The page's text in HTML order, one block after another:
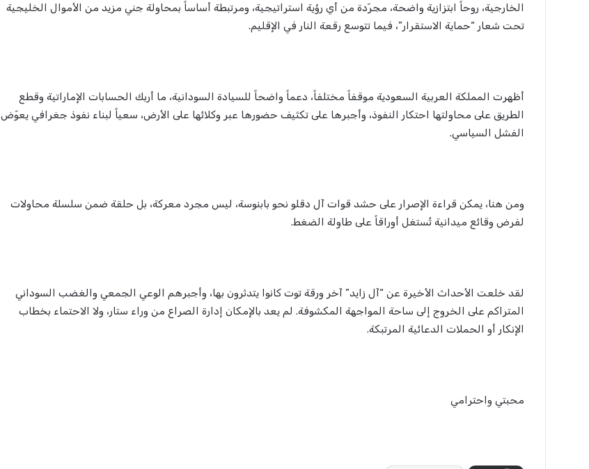
الخارجية، روحاً ابتزازية واضحة، مجرّدة من أي رؤية استراتيجية، ومرتبطة أساساً بمحاولة جني مزيد من الأموال الخليجية
تحت شعار “حماية الاستقرار”، فيما تتوسع رقعة النار في الإقليم.
أظهرت المملكة العربية السعودية موقفاً مختلفاً، دعماً واضحاً للسيادة السودانية، ما أربك الحسابات الإماراتية وقطع
الطريق على محاولتها احتكار النفوذ، وأجبرها على تكثيف حضورها عبر وكلائها على الأرض، سعياً لبناء نفوذ جغرافي يعوّض
الفشل السياسي.
ومن هنا، يمكن قراءة الإصرار على حشد قوات آل دقلو نحو بابنوسة، ليس مجرد معركة، بل حلقة ضمن سلسلة محاولات
لفرض وقائع ميدانية تُستغل أوراقاً على طاولة الضغط.
لقد خلعت الأحداث الأخيرة عن “آل زايد” آخر ورقة توت كانوا يتدثرون بها، وأجبرهم الوعي الجمعي والغضب السوداني
المتراكم على الخروج إلى ساحة المواجهة المكشوفة. لم يعد بالإمكان إدارة الصراع من وراء ستار، ولا الاحتماء بخطاب
الإنكار أو الحملات الدعائية المرتبكة.
محبتي واحترامي